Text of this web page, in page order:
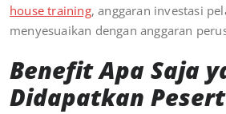
house training, anggaran investasi
menyesuaikan dengan anggaran
Benefit Apa Saja
Didapatkan